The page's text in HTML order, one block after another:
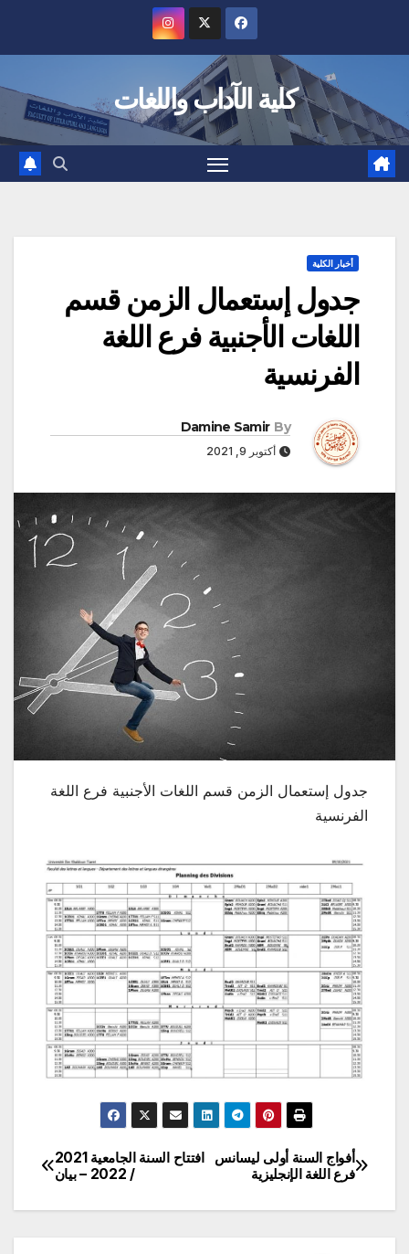
كلية الآداب واللغات
أخبار الكلية
جدول إستعمال الزمن قسم
اللغات الأجنبية فرع اللغة
الفرنسية
By
Damine Samir
أكتوبر 9, 2021
جدول إستعمال الزمن قسم اللغات الأجنبية فرع اللغة
الفرنسية
تصفّح
المقالات
افتتاح السنة الجامعية 2021
/ 2022 – بيان
أفواج السنة أولى ليسانس
فرع اللغة الإنجليزية